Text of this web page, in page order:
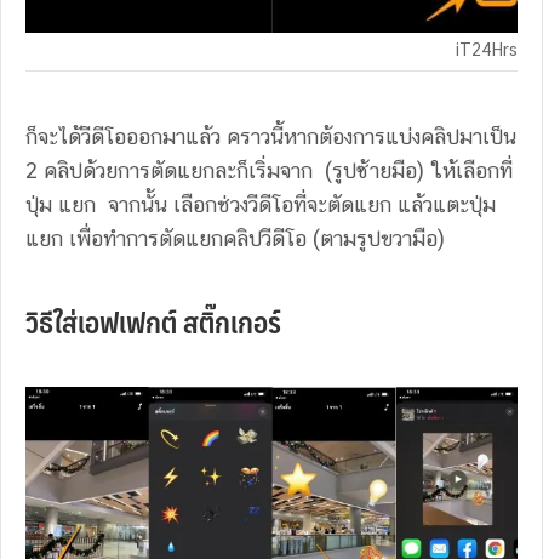
iT24Hrs
ก็จะได้วีดีโอออกมาแล้ว คราวนี้หากต้องการแบ่งคลิปมาเป็น
2 คลิปด้วยการตัดแยกละก็เริ่มจาก (รูปซ้ายมือ) ให้เลือกที่
ปุ่ม แยก จากนั้น เลือกช่วงวีดีโอที่จะตัดแยก แล้วแตะปุ่ม
แยก เพื่อทำการตัดแยกคลิปวีดีโอ (ตามรูปขวามือ)
วิธีใส่เอฟเฟกต์ สติ๊กเกอร์